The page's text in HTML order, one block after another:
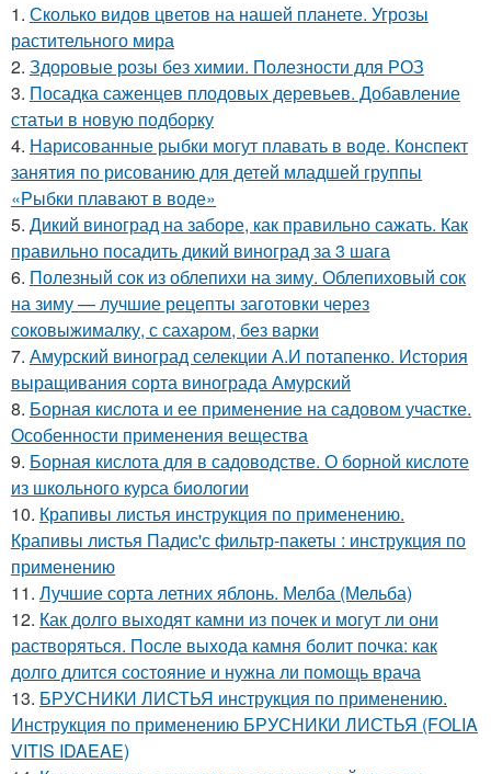
1. Сколько видов цветов на нашей планете. Угрозы
растительного мира
2. Здоровые розы без химии. Полезности для РОЗ
3. Посадка саженцев плодовых деревьев. Добавление
статьи в новую подборку
4. Нарисованные рыбки могут плавать в воде. Конспект
занятия по рисованию для детей младшей группы
«Рыбки плавают в воде»
5. Дикий виноград на заборе, как правильно сажать. Как
правильно посадить дикий виноград за 3 шага
6. Полезный сок из облепихи на зиму. Облепиховый сок
на зиму — лучшие рецепты заготовки через
соковыжималку, с сахаром, без варки
7. Амурский виноград селекции А.И потапенко. История
выращивания сорта винограда Амурский
8. Борная кислота и ее применение на садовом участке.
Особенности применения вещества
9. Борная кислота для в садоводстве. О борной кислоте
из школьного курса биологии
10. Крапивы листья инструкция по применению.
Крапивы листья Падис'с фильтр-пакеты : инструкция по
применению
11. Лучшие сорта летних яблонь. Мелба (Мельба)
12. Как долго выходят камни из почек и могут ли они
растворяться. После выхода камня болит почка: как
долго длится состояние и нужна ли помощь врача
13. БРУСНИКИ ЛИСТЬЯ инструкция по применению.
Инструкция по применению БРУСНИКИ ЛИСТЬЯ (FOLIA
VITIS IDAEAE)